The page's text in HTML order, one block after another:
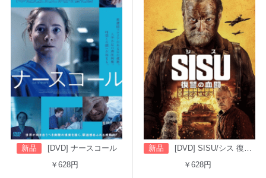
新品
[DVD] ナースコール
￥628円
新品
[DVD] SISU/シス 復讐の血闘（吹替版）
￥628円